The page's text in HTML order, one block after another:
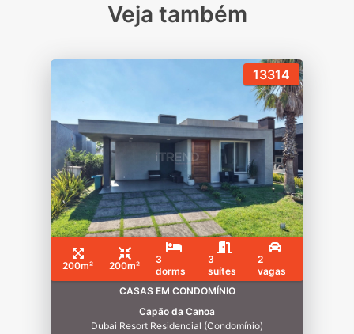
Veja também
13314
200m² 200m²
3
dorms
3
suítes
2
vagas
CASAS EM CONDOMÍNIO
Capão da Canoa
Dubai Resort Residencial (Condomínio)